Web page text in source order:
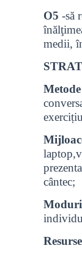
O5 -să
medii,
cântec;
Moduri
Resurse